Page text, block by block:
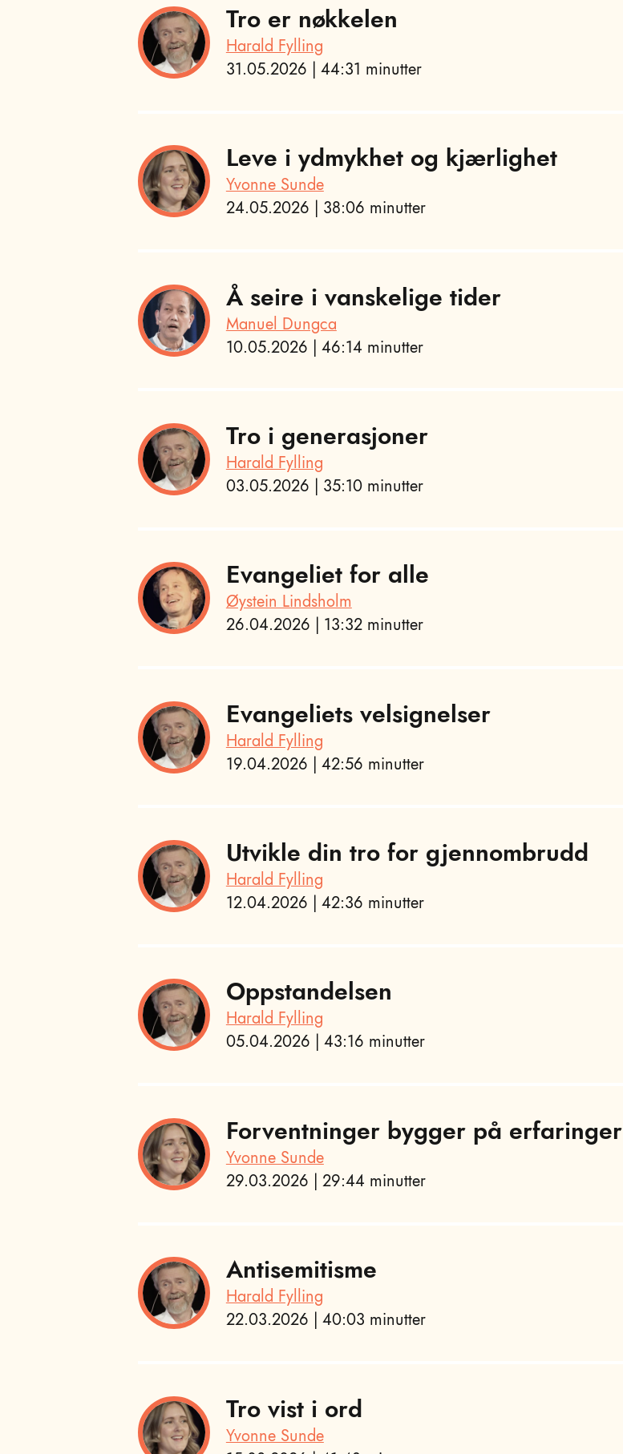
Tro er nøkkelen
Harald Fylling
31.05.2026 | 44:31 minutter
Leve i ydmykhet og kjærlighet
Yvonne Sunde
24.05.2026 | 38:06 minutter
Å seire i vanskelige tider
Manuel Dungca
10.05.2026 | 46:14 minutter
Tro i generasjoner
Harald Fylling
03.05.2026 | 35:10 minutter
Evangeliet for alle
Øystein Lindsholm
26.04.2026 | 13:32 minutter
Evangeliets velsignelser
Harald Fylling
19.04.2026 | 42:56 minutter
Utvikle din tro for gjennombrudd
Harald Fylling
12.04.2026 | 42:36 minutter
Oppstandelsen
Harald Fylling
05.04.2026 | 43:16 minutter
Forventninger bygger på erfaringer
Yvonne Sunde
29.03.2026 | 29:44 minutter
Antisemitisme
Harald Fylling
22.03.2026 | 40:03 minutter
Tro vist i ord
Yvonne Sunde